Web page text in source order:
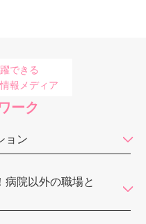
ョン
できる
報メディア
ーク
ョン
病院以外の職場と